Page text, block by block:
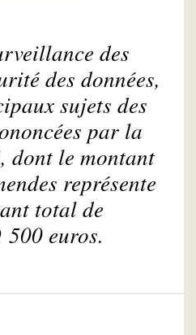
des
des données,
sujets des
par la
dont le montant
représente
total de
euros.